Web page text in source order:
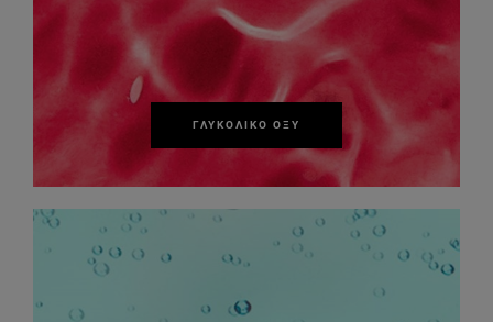
ΓΛΥΚΟΛΙΚΌ ΟΞΎ